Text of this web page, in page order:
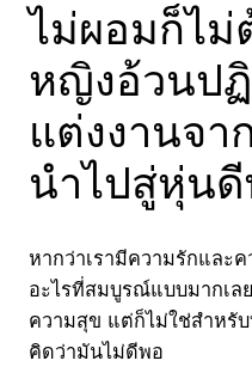
ไม่ผอมก็ไม่
หญิงอ้วนปฏิ
แต่งงานจ
นำไปสู่หุ่น
หากว่าเรามีความรักและ
อะไรที่สมบูรณ์แบบมากเล
ความสุข แต่ก็ไม่ใช่สำหรั
คิดว่ามันไม่ดีพอ